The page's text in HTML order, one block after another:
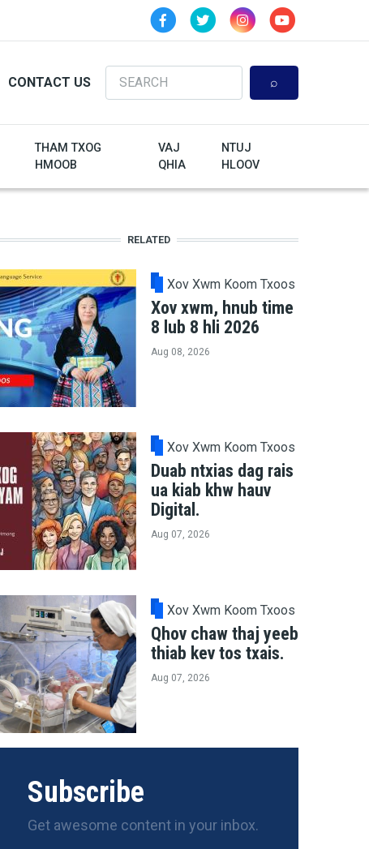
CONTACT US
Search
THAM TXOG
HMOOB
VAJ
QHIA
NTUJ
HLOOV
RELATED
Xov Xwm Koom Txoos
Xov xwm, hnub time
8 lub 8 hli 2026
Aug 08, 2026
Xov Xwm Koom Txoos
Duab ntxias dag rais
ua kiab khw hauv
Digital.
Aug 07, 2026
Xov Xwm Koom Txoos
Qhov chaw thaj yeeb
thiab kev tos txais.
Aug 07, 2026
Subscribe
Get awesome content in your inbox.